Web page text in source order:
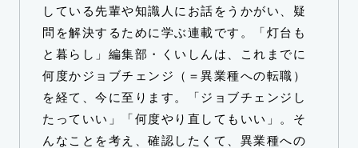
している先輩や知識人にお話をうかがい、疑
問を解決するために学ぶ連載です。「灯台も
と暮らし」編集部・くいしんは、これまでに
何度かジョブチェンジ（＝異業種への転職）
を経て、今に至ります。「ジョブチェンジし
たっていい」「何度やり直してもいい」。そ
んなことを考え、確認したくて、異業種への